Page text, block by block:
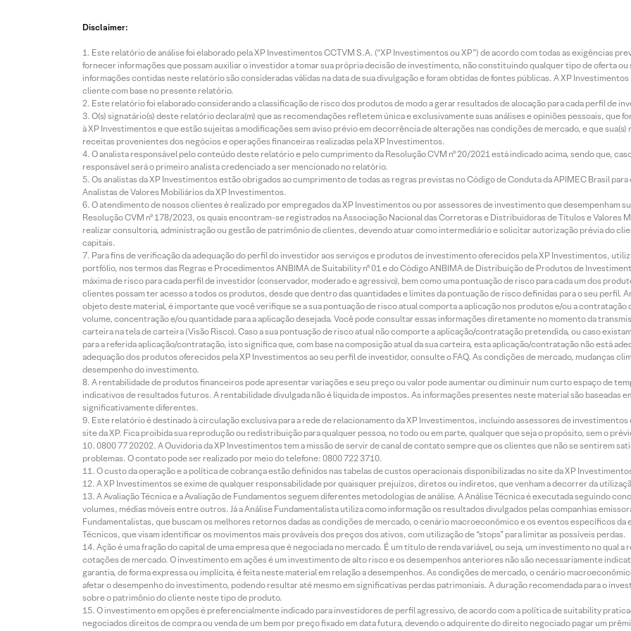
Disclaimer:
Este relatório de análise foi elaborado pela XP Investimentos CCTVM S.A. (“XP Investimentos ou XP”) de acordo com todas as exigências
fornecer informações que possam auxiliar o investidor a tomar sua própria decisão de investimento, não constituindo qualquer tipo de oferta
informações contidas neste relatório são consideradas válidas na data de sua divulgação e foram obtidas de fontes públicas. A XP
cliente com base no presente relatório.
Este relatório foi elaborado considerando a classificação de risco dos produtos de modo a gerar resultados de alocação para cada perfil de
O(s) signatário(s) deste relatório declara(m) que as recomendações refletem única e exclusivamente suas análises e opiniões pessoais, que
à XP Investimentos e que estão sujeitas a modificações sem aviso prévio em decorrência de alterações nas condições de mercado, e que
receitas provenientes dos negócios e operações financeiras realizadas pela XP Investimentos.
O analista responsável pelo conteúdo deste relatório e pelo cumprimento da Resolução CVM nº 20/2021 está indicado acima, sendo que,
responsável será o primeiro analista credenciado a ser mencionado no relatório.
Os analistas da XP Investimentos estão obrigados ao cumprimento de todas as regras previstas no Código de Conduta da APIMEC Brasil
Analistas de Valores Mobiliários da XP Investimentos.
O atendimento de nossos clientes é realizado por empregados da XP Investimentos ou por assessores de investimento que desempenham
Resolução CVM nº 178/2023, os quais encontram-se registrados na Associação Nacional das Corretoras e Distribuidoras de Títulos e Valores
realizar consultoria, administração ou gestão de patrimônio de clientes, devendo atuar como intermediário e solicitar autorização prévia do
capitais.
Para fins de verificação da adequação do perfil do investidor aos serviços e produtos de investimento oferecidos pela XP Investimentos,
portfólio, nos termos das Regras e Procedimentos ANBIMA de Suitability nº 01 e do Código ANBIMA de Distribuição de Produtos de
máxima de risco para cada perfil de investidor (conservador, moderado e agressivo), bem como uma pontuação de risco para cada um dos
clientes possam ter acesso a todos os produtos, desde que dentro das quantidades e limites da pontuação de risco definidas para o seu perfil.
objeto deste material, é importante que você verifique se a sua pontuação de risco atual comporta a aplicação nos produtos e/ou a contratação
volume, concentração e/ou quantidade para a aplicação desejada. Você pode consultar essas informações diretamente no momento da
carteira na tela de carteira (Visão Risco). Caso a sua pontuação de risco atual não comporte a aplicação/contratação pretendida, ou caso
para a referida aplicação/contratação, isto significa que, com base na composição atual da sua carteira, esta aplicação/contratação não está
adequação dos produtos oferecidos pela XP Investimentos ao seu perfil de investidor, consulte o FAQ. As condições de mercado, mudanças
desempenho do investimento.
A rentabilidade de produtos financeiros pode apresentar variações e seu preço ou valor pode aumentar ou diminuir num curto espaço de
indicativos de resultados futuros. A rentabilidade divulgada não é líquida de impostos. As informações presentes neste material são baseadas
significativamente diferentes.
Este relatório é destinado à circulação exclusiva para a rede de relacionamento da XP Investimentos, incluindo assessores de investimentos
site da XP. Fica proibida sua reprodução ou redistribuição para qualquer pessoa, no todo ou em parte, qualquer que seja o propósito, sem o
0800 77 20202. A Ouvidoria da XP Investimentos tem a missão de servir de canal de contato sempre que os clientes que não se sentirem
problemas. O contato pode ser realizado por meio do telefone: 0800 722 3710.
O custo da operação e a política de cobrança estão definidos nas tabelas de custos operacionais disponibilizadas no site da XP
A XP Investimentos se exime de qualquer responsabilidade por quaisquer prejuízos, diretos ou indiretos, que venham a decorrer da
A Avaliação Técnica e a Avaliação de Fundamentos seguem diferentes metodologias de análise. A Análise Técnica é executada seguindo
volumes, médias móveis entre outros. Já a Análise Fundamentalista utiliza como informação os resultados divulgados pelas companhias
Fundamentalistas, que buscam os melhores retornos dadas as condições de mercado, o cenário macroeconômico e os eventos específicos
Técnicos, que visam identificar os movimentos mais prováveis dos preços dos ativos, com utilização de “stops” para limitar as possíveis perdas.
Ação é uma fração do capital de uma empresa que é negociada no mercado. É um título de renda variável, ou seja, um investimento no qual
cotações de mercado. O investimento em ações é um investimento de alto risco e os desempenhos anteriores não são necessariamente
garantia, de forma expressa ou implícita, é feita neste material em relação a desempenhos. As condições de mercado, o cenário
afetar o desempenho do investimento, podendo resultar até mesmo em significativas perdas patrimoniais. A duração recomendada para o
sobre o patrimônio do cliente neste tipo de produto.
O investimento em opções é preferencialmente indicado para investidores de perfil agressivo, de acordo com a política de suitability
negociados direitos de compra ou venda de um bem por preço fixado em data futura, devendo o adquirente do direito negociado pagar um